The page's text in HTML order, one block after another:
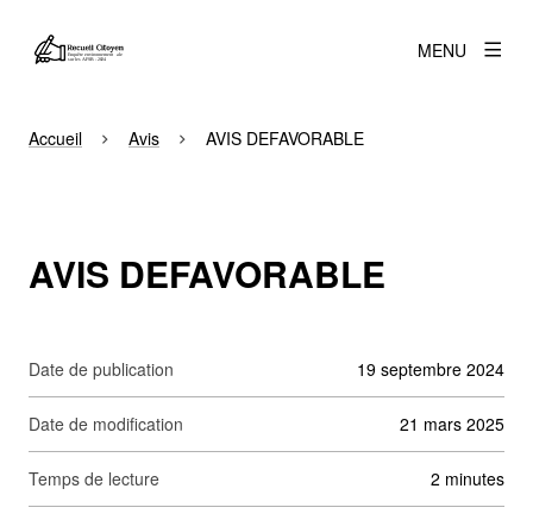
MENU
Accueil Avis AVIS DEFAVORABLE
AVIS DEFAVORABLE
Date de publication 19 septembre 2024
Date de modification 21 mars 2025
Temps de lecture 2 minutes